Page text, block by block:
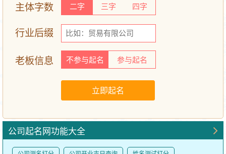
主体字数 二字 三字 四字
行业后缀
老板信息 不参与起名 参与起名
公司起名网功能大全